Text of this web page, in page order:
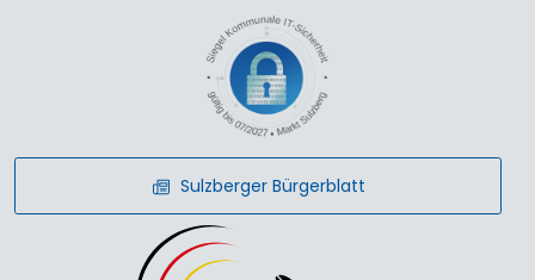
Sulzberger Bürgerblatt